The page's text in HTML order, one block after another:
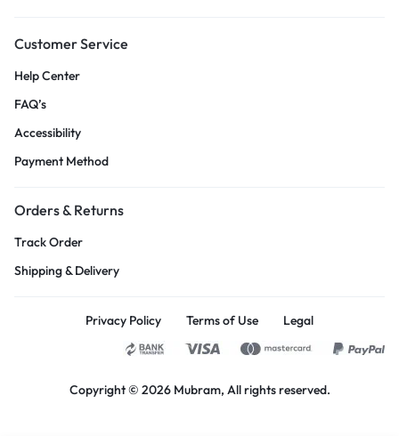
Customer Service
Help Center
FAQ’s
Accessibility
Payment Method
Orders & Returns
Track Order
Shipping & Delivery
Privacy Policy Terms of Use Legal
Copyright © 2026 Mubram, All rights reserved.